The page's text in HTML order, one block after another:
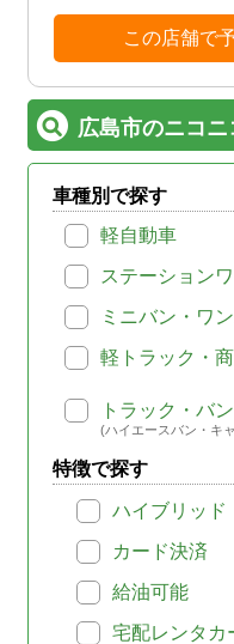
この店舗で
広島市のニコ
車種別で探す
軽自動車
ステーション
ミニバン・ワ
軽トラック・
トラック・バン
(ハイエースバン・キ
特徴で探す
ハイブリッド
カード決済
給油可能
宅配レンタカ